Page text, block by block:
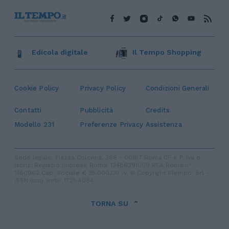
Cookie Policy Privacy Policy Condizioni Generali
Contatti Pubblicità
Credits
Modello 231
Preferenze Privacy Assistenza
Edicola digitale Il Tempo Shopping
TORNA SU